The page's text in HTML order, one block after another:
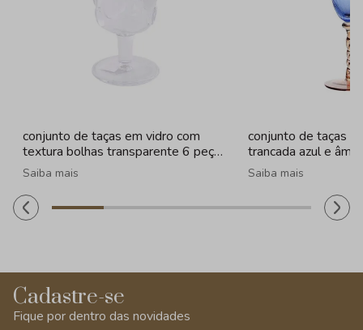
conjunto de taças em vidro com
textura bolhas transparente 6 peças
- 260ml
Saiba mais
conjunto de taças
trancada azul e
320ml
Saiba mais
Cadastre-se
Fique por dentro das novidades